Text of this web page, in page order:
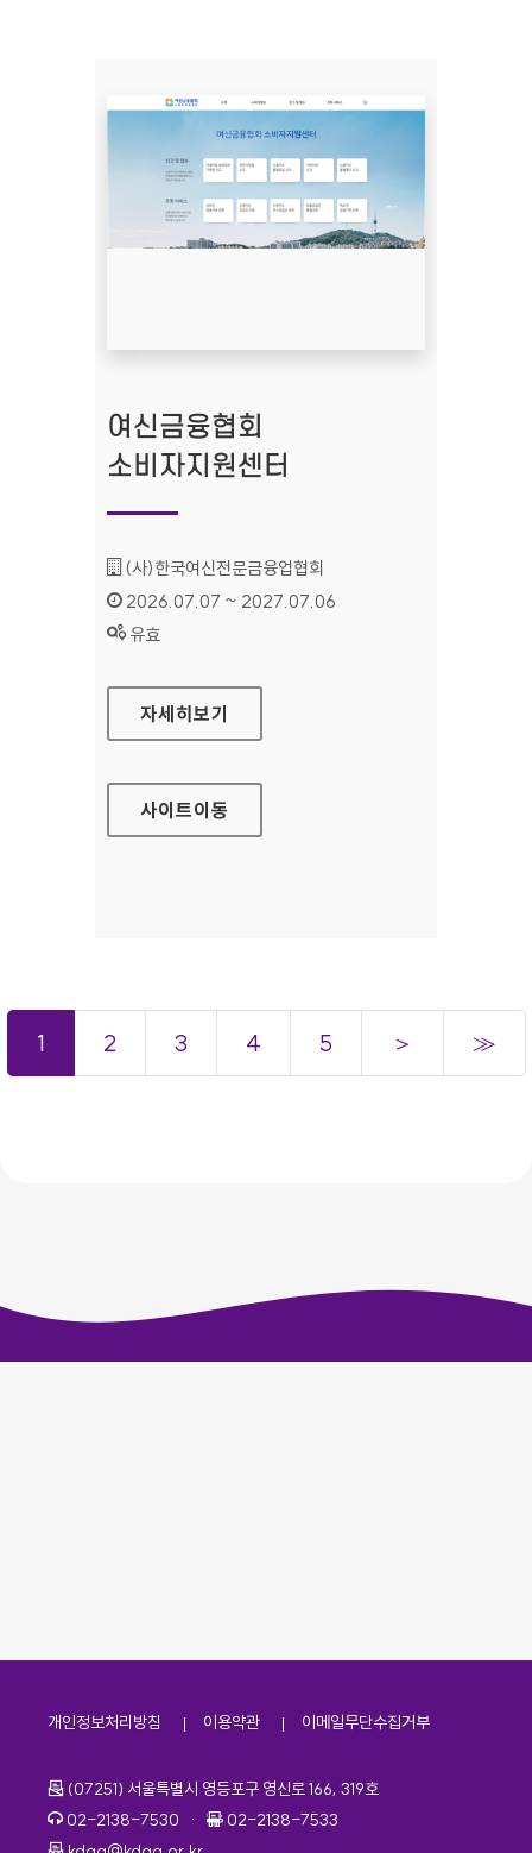
여신금융협회
소비자지원센터
기관명 :
(사)한국여신전문금융업협회
인증기간 :
2026.07.07 ~ 2027.07.06
상태 :
유효
여신금융협회 소비자지원센터
자세히보기
사이트이동
1 2 3 4 5 ＞ ≫
개인정보처리방침 이용약관 이메일무단수집거부
주소
(07251) 서울특별시 영등포구 영신로 166, 319호
전화번호
02-2138-7530 · 팩스번호
02-2138-7533